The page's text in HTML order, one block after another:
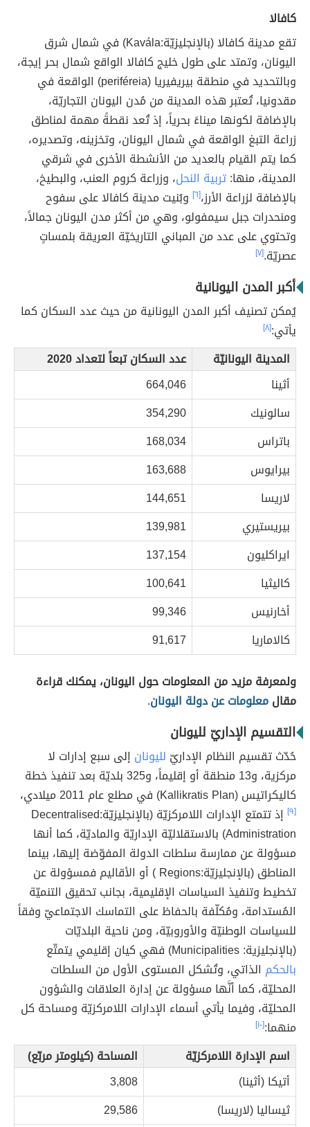
كافالا
تقع مدينة كافالا (بالإنجليزيّة:Kavála) في شمال شرق
اليونان، وتمتد على طول خليج كافالا الواقع شمال بحر إيجة،
وبالتحديد في منطقة بيريفيريا (periféreia) الواقعة في
مقدونيا، تُعتبر هذه المدينة من مُدن اليونان التجاريّة،
بالإضافة لكونها ميناءً بحرياً، إذ تُعد نقطةً مهمة لمناطق
زراعة التبغ الواقعة في شمال اليونان، وتخزينه، وتصديره،
كما يتم القيام بالعديد من الأنشطة الأخرى في شرقي
المدينة، منها:تربية النحل، وزراعة كروم العنب، والبطيخ،
بالإضافة لزراعة الأرز،[٦]
وبُنيت مدينة كافالا على سفوح
ومنحدرات جبل سيمفولو، وهي من أكثر مدن اليونان جمالاً،
وتحتوي على عدد من المباني التاريخيّة العريقة بلمساتٍ
عصريّة.[٧]
أكبر المدن اليونانية
يُمكن تصنيف أكبر المدن اليونانية من حيث عدد السكان كما
يأتي:[٨]
المدينة اليونانيّة
عدد السكان تبعاً لتعداد 2020
أثينا
664,046
سالونيك
354,290
باتراس
168,034
بيرايوس
163,688
لاريسا
144,651
بيريستيري
139,981
ايراكليون
137,154
كاليثيا
100,641
أخارنيس
99,346
كالاماريا
91,617
ولمعرفة مزيد من المعلومات حول اليونان، يمكنك قراءة
مقالمعلومات عن دولة اليونان.
التقسيم الإداريّ لليونان
حُدّث تقسيم النظام الإداريّ لليونان إلى سبع إدارات لا
مركزية، و13 منطقة أو إقليماً، و325 بلديّة بعد تنفيذ خطة
كاليكراتيس (Kallikratis Plan) في مطلع عام 2011 ميلادي،
[٩]
إذ تتمتع الإدارات اللامركزيّة (بالإنجليزيّة:Decentralised
Administration) بالاستقلاليّة الإداريّة والماديّة، كما أنها
مسؤولة عن ممارسة سلطات الدولة المفوّضة إليها، بينما
المناطق (بالإنجليزيّة:Regions ) أو الأقاليم فمسؤولة عن
تخطيط وتنفيذ السياسات الإقليمية، بجانب تحقيق التنميّة
المُستدامة، ومُكلّفة بالحفاظ على التماسك الاجتماعيّ وفقاً
للسياسات الوطنيّة والأوروبيّة، ومن ناحية البلديّات
(بالإنجليزية: Municipalities) فهي كيان إقليمي يتمتّع
بالحكم الذاتي، وتُشكل المستوى الأول من السلطات
المحليّة، كما أنَّها مسؤولة عن إدارة العلاقات والشؤون
المحليّة، وفيما يأتي أسماء الإدارات اللامركزيّة ومساحة كل
منهما:[١٠]
اسم الإدارة اللامركزيّة
المساحة (كيلومتر مربّع)
أتيكا (أثينا)
3,808
ثيساليا (لاريسا)
29,586